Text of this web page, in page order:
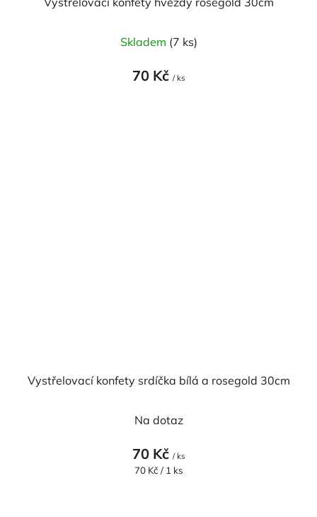
Skladem (7 ks)
70 Kč / ks
Vystřelovací konfety srdíčka bílá a rosegold 30cm
Na dotaz
70 Kč / ks
Měrná
70 Kč / 1 ks